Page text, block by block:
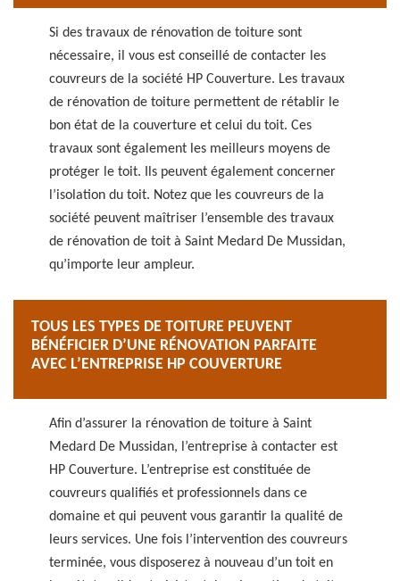
Si des travaux de rénovation de toiture sont
nécessaire, il vous est conseillé de contacter les
couvreurs de la société HP Couverture. Les travaux
de rénovation de toiture permettent de rétablir le
bon état de la couverture et celui du toit. Ces
travaux sont également les meilleurs moyens de
protéger le toit. Ils peuvent également concerner
l’isolation du toit. Notez que les couvreurs de la
société peuvent maîtriser l’ensemble des travaux
de rénovation de toit à Saint Medard De Mussidan,
qu’importe leur ampleur.
TOUS LES TYPES DE TOITURE PEUVENT
BÉNÉFICIER D’UNE RÉNOVATION PARFAITE
AVEC L’ENTREPRISE HP COUVERTURE
Afin d’assurer la rénovation de toiture à Saint
Medard De Mussidan, l’entreprise à contacter est
HP Couverture. L’entreprise est constituée de
couvreurs qualifiés et professionnels dans ce
domaine et qui peuvent vous garantir la qualité de
leurs services. Une fois l’intervention des couvreurs
terminée, vous disposerez à nouveau d’un toit en